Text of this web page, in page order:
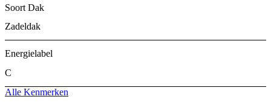
Soort Dak
Zadeldak
Energielabel
C
Alle Kenmerken